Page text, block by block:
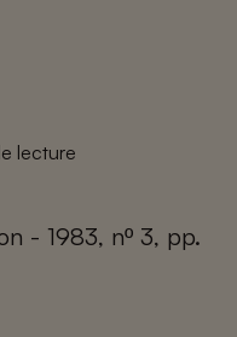
lecture
- 1983, nº 3, pp.